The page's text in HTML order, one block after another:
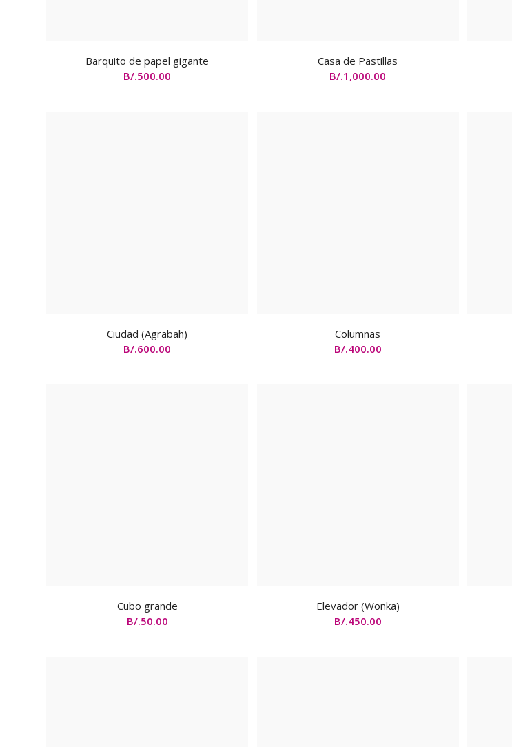
Barquito de papel gigante
B/.500.00
Casa de Pastillas
B/.1,000.00
Ciudad (Agrabah)
B/.600.00
Columnas
B/.400.00
Cubo grande
B/.50.00
Elevador (Wonka)
B/.450.00